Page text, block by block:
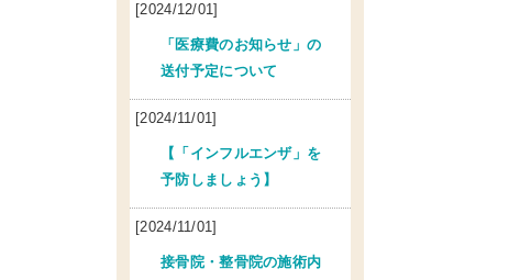
[2024/12/01]
「医療費のお知らせ」の
送付予定について
[2024/11/01]
【「インフルエンザ」を
予防しましょう】
[2024/11/01]
接骨院・整骨院の施術内